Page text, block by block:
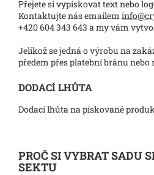
Přejete si vypískovat text nebo
Kontaktujte nás emailem
+420 604 343 643 a my vám
Jelikož se jedná o výrobu na
předem přes platební bránu nebo
DODACÍ LHŮTA
Dodací lhůta na pískované
PROČ SI VYBRAT SADU
SEKTU